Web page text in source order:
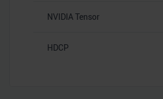
NVIDIA Tensor
HDCP